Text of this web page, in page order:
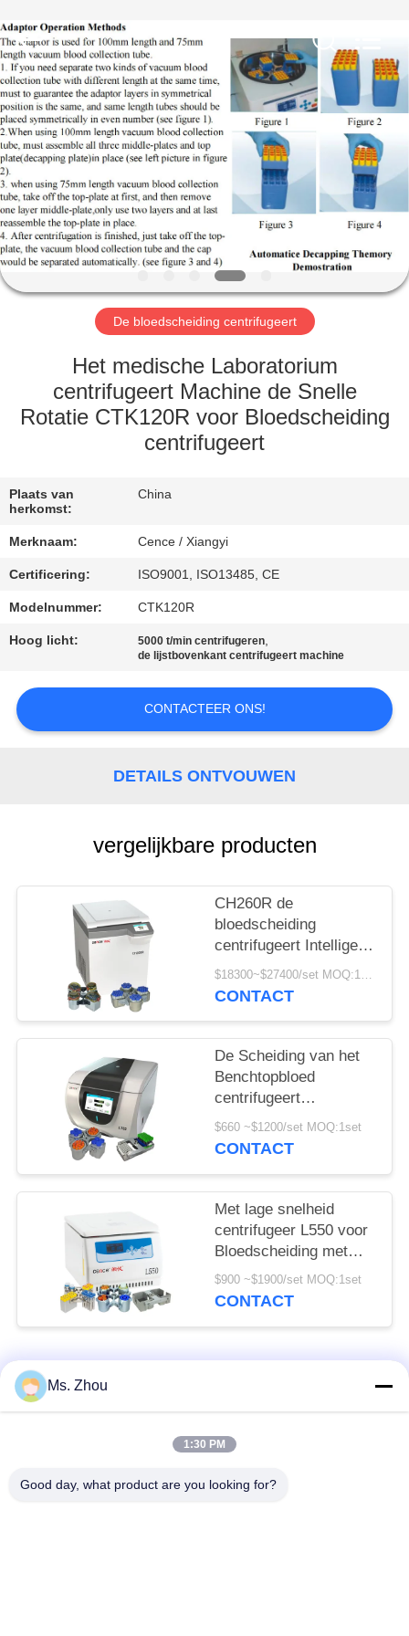
THUIS
PRODUCTEN
OVER
ONS
FABRIEKSTOCHT
KWALITEITSCONTROLE
NEEM
ONS
OP
NIEUWS
GEVALLEN
VR
SITEMAP
POLICY
Instrument
Development
Co.,
Ltd..
All
Rights
Reserved.
De bloedscheiding centrifugeert
Het medische Laboratorium
centrifugeert Machine de Snelle
Rotatie CTK120R voor Bloedscheiding
centrifugeert
Plaats van
herkomst:
China
Merknaam: Cence / Xiangyi
Certificering: ISO9001, ISO13485, CE
Modelnummer: CTK120R
Hoog licht: 5000 t/min centrifugeren,
de lijstbovenkant centrifugeert machine
CONTACTEER ONS!
DETAILS ONTVOUWEN
vergelijkbare producten
CH260R de
bloedscheiding
centrifugeert Intelligent
voor 5ml 7ml
Vacutainers
$18300~$27400/set MOQ:1set
CONTACT
De Scheiding van het
Benchtopbloed
centrifugeert
Schommelingsrotor
4x250ml 100ml voor
$660 ~$1200/set MOQ:1set
CONTACT
Met lage snelheid
centrifugeer L550 voor
Bloedscheiding met
Beschikbare
Schommelingsrotoren
$900 ~$1900/set MOQ:1set
CONTACT
populaire categorieën
medisch centrifugeer
Ms. Zhou
1:30 PM
Good day, what product are you looking for?